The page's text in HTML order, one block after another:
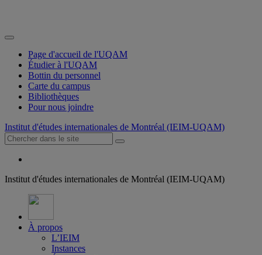
Page d'accueil de l'UQAM
Étudier à l'UQAM
Bottin du personnel
Carte du campus
Bibliothèques
Pour nous joindre
Institut d'études internationales de Montréal (IEIM-UQAM)
Institut d'études internationales de Montréal (IEIM-UQAM)
À propos
L’IEIM
Instances